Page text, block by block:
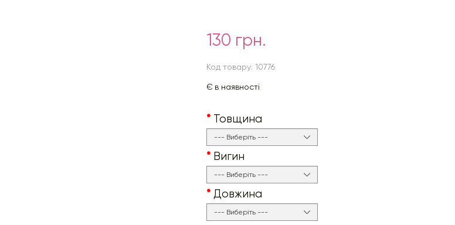
130 грн.
Код товару: 10776
Є в наявності
Товщина
Вигин
Довжина